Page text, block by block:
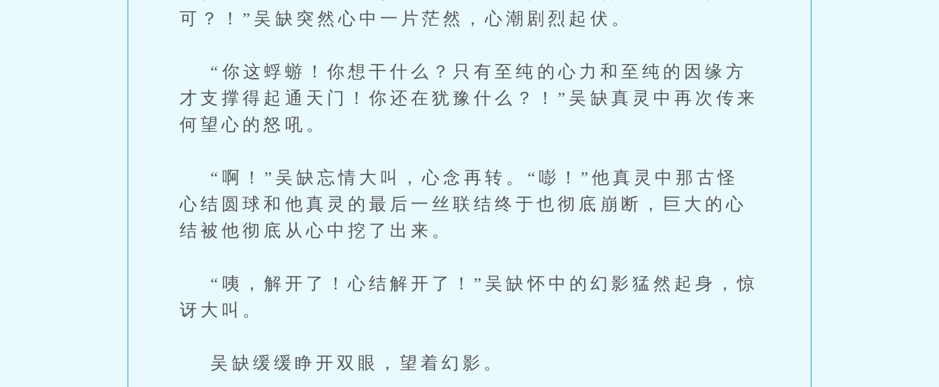
可？！”吴缺突然心中一片茫然，心潮剧烈起伏。
“你这蜉蝣！你想干什么？只有至纯的心力和至纯的因缘方
才支撑得起通天门！你还在犹豫什么？！”吴缺真灵中再次传来
何望心的怒吼。
“啊！”吴缺忘情大叫，心念再转。“嘭！”他真灵中那古怪
心结圆球和他真灵的最后一丝联结终于也彻底崩断，巨大的心
结被他彻底从心中挖了出来。
“咦，解开了！心结解开了！”吴缺怀中的幻影猛然起身，惊
讶大叫。
吴缺缓缓睁开双眼，望着幻影。